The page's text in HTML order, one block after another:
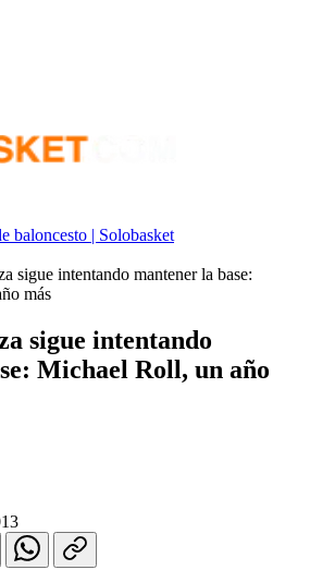
baloncesto | Solobasket
sigue intentando mantener la base:
más
sigue intentando
Michael Roll, un año